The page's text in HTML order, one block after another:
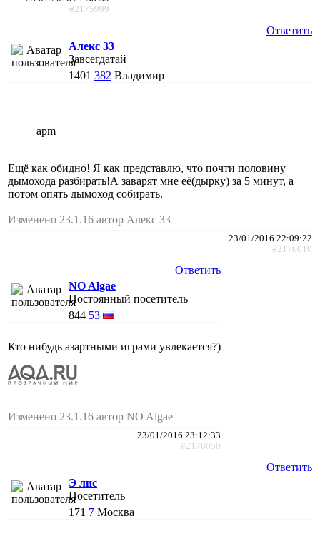
#2175999
Ответить
Алекс 33
Завсегдатай
1401 382 Владимир
apm
Ещё как обидно! Я как представлю, что почти половину
дымохода разбирать!А заварят мне её(дырку) за 5 минут, а
потом опять дымоход собирать.
Изменено 23.1.16 автор Алекс 33
23/01/2016 22:09:22
#2176010
Ответить
NO Algae
Постоянный посетитель
844 53
Кто нибудь азартными играми увлекается?)
Изменено 23.1.16 автор NO Algae
23/01/2016 23:12:33
#2176050
Ответить
Э лис
Посетитель
171 7 Москва